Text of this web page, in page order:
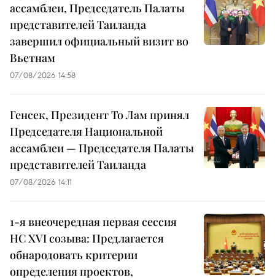
ассамблеи, Председатель Палаты
представителей Таиланда
завершил официальный визит во
Вьетнам
07/08/2026 14:58
Генсек, Президент То Лам принял
Председателя Национальной
ассамблеи — Председателя Палаты
представителей Таиланда
07/08/2026 14:11
1-я внеочередная первая сессия
НС XVI созыва: Предлагается
обнародовать критерии
определения проектов,